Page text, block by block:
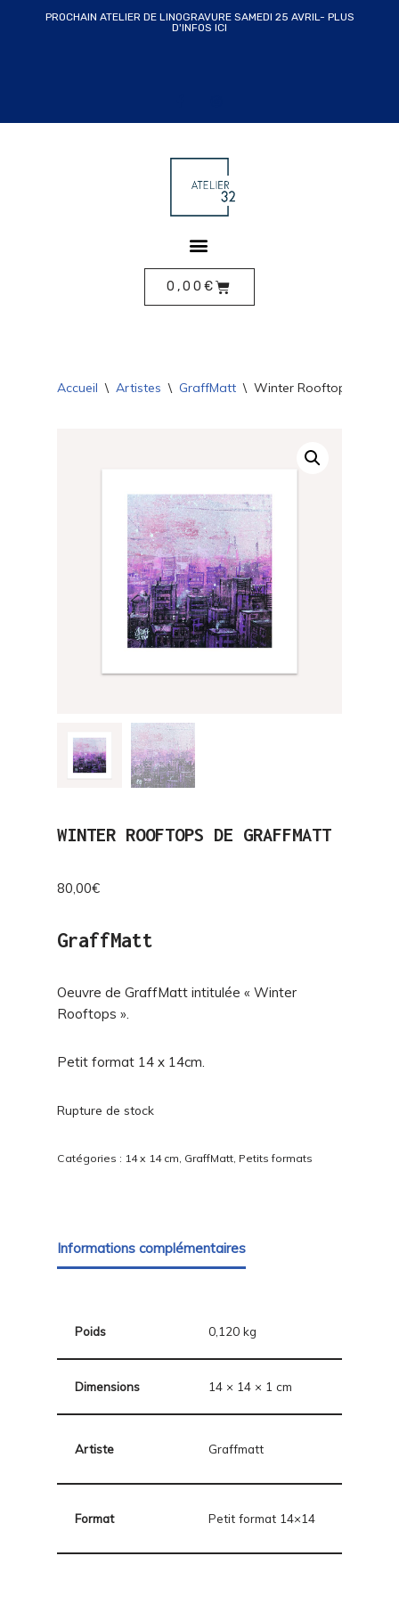
PROCHAIN ATELIER DE LINOGRAVURE SAMEDI 25 AVRIL- PLUS
D'INFOS ICI
0,00 €
Accueil \ Artistes \ GraffMatt \ Winter Rooftops de
WINTER ROOFTOPS DE GRAFFMATT
80,00€
GraffMatt
Oeuvre de GraffMatt intitulée « Winter
Rooftops ».
Petit format 14 x 14cm.
Rupture de stock
Catégories : 14 x 14 cm GraffMatt Petits formats
Informations complémentaires
Poids 0,120 kg
Dimensions 14 × 14 × 1 cm
Artiste Graffmatt
Format Petit format 14×14